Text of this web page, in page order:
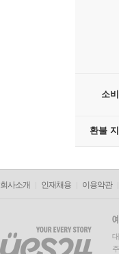
소
환불
회사소개 인재채용 이용약관